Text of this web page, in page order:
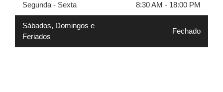
Segunda - Sexta 8:30 AM - 18:00 PM
Sábados, Domingos e
Feriados
Fechado